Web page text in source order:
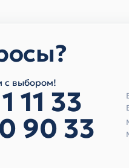
выбором!
11 33
90 33